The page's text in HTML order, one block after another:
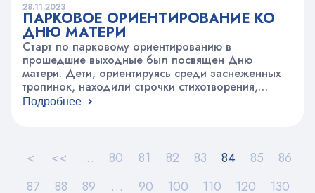
28.11.2023
ПАРКОВОЕ ОРИЕНТИРОВАНИЕ КО
ДНЮ МАТЕРИ
Старт по парковому ориентированию в
прошедшие выходные был посвящен Дню
матери. Дети, ориентируясь среди заснеженных
тропинок, находили строчки стихотворения,
которые потом сложились в один
открытку для любимых мамочек!
Подробнее
< << … 80 81 82 83 84 85
86
87
88 89 … 90 100 110 120
130